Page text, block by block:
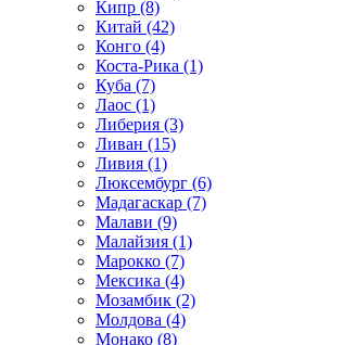
Кипр (8)
Китай (42)
Конго (4)
Коста-Рика (1)
Куба (7)
Лаос (1)
Либерия (3)
Ливан (15)
Ливия (1)
Люксембург (6)
Мадагаскар (7)
Малави (9)
Малайзия (1)
Марокко (7)
Мексика (4)
Мозамбик (2)
Молдова (4)
Монако (8)